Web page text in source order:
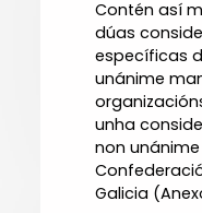
Contén así
dúas
específicas
unánime
unha
non
Galicia